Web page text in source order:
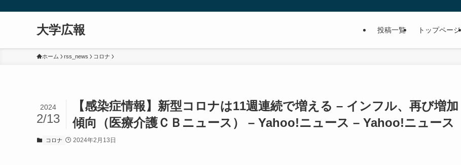
大学広報 投稿一覧 トップページ
ホーム rss_news コロナ
【感染症情報】新型コロナは11週連続で増える – インフル、再び増加
傾向（医療介護ＣＢニュース） – Yahoo!ニュース – Yahoo!ニュース
2024
2/13
コロナ 2024年2月13日